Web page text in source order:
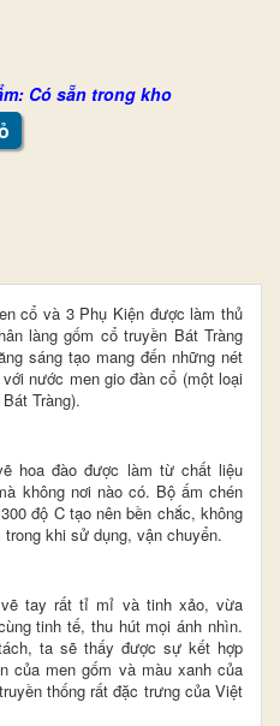
Có sẵn trong kho
cổ và 3 Phụ Kiện được làm thủ
làng gốm cổ truyền Bát Tràng
sáng tạo mang đến những nét
nước men gio đàn cổ (một loại
Tràng).
hoa đào được làm từ chất liệu
không nơi nào có. Bộ ấm chén
độ C tạo nên bền chắc, không
khi sử dụng, vận chuyển.
tay rất tỉ mỉ và tinh xảo, vừa
tinh tế, thu hút mọi ánh nhìn.
ta sẽ thấy được sự kết hợp
của men gốm và màu xanh của
thống rất đặc trưng của Việt